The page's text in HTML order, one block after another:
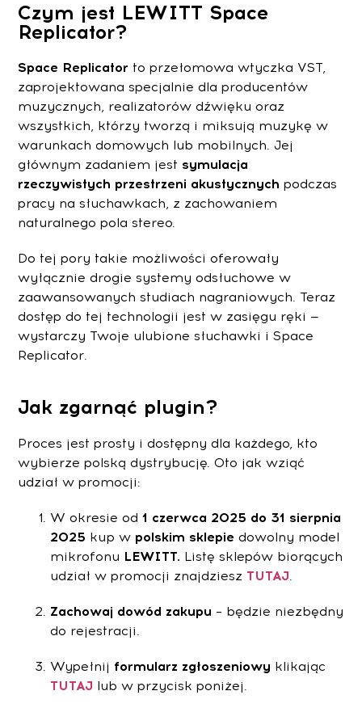
Czym jest LEWITT Space
Replicator?
Space Replicator to przełomowa wtyczka VST,
zaprojektowana specjalnie dla producentów
muzycznych, realizatorów dźwięku oraz
wszystkich, którzy tworzą i miksują muzykę w
warunkach domowych lub mobilnych. Jej
głównym zadaniem jest symulacja
rzeczywistych przestrzeni akustycznych podczas
pracy na słuchawkach, z zachowaniem
naturalnego pola stereo.
Do tej pory takie możliwości oferowały
wyłącznie drogie systemy odsłuchowe w
zaawansowanych studiach nagraniowych. Teraz
dostęp do tej technologii jest w zasięgu ręki —
wystarczy Twoje ulubione słuchawki i Space
Replicator.
Jak zgarnąć plugin?
Proces jest prosty i dostępny dla każdego, kto
wybierze polską dystrybucję. Oto jak wziąć
udział w promocji:
W okresie od1 czerwca 2025 do 31 sierpnia
2025 kup w polskim sklepie dowolny model
mikrofonu LEWITT. Listę sklepów biorących
udział w promocji znajdziesz TUTAJ
Zachowaj dowód zakupu – będzie niezbędny
do rejestracji.
Wypełnij formularz zgłoszeniowy klikając
TUTAJ lub w przycisk poniżej.